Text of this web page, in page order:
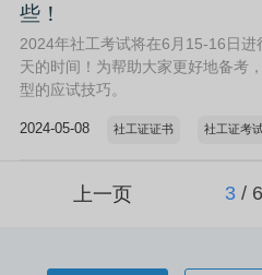
些！
​2024年社工考试将在6月15-16日
天的时间！为帮助大家更好地备考
型的应试技巧。
2024-05-08 社工证证书 社工证考
上一页 3 / 6